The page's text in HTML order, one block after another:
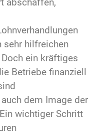
sehr hilfreichen
ein kräftiges
Betriebe finanziell
dem Image der
wichtiger Schritt